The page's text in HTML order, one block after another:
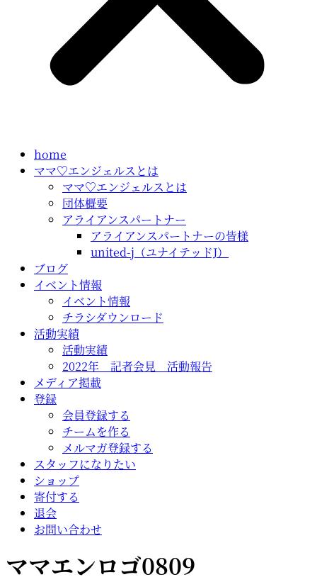
home
ママ♡エンジェルスとは
ママ♡エンジェルスとは
団体概要
アライアンスパートナー
アライアンスパートナーの皆様
united-j（ユナイテッドJ）
ブログ
イベント情報
イベント情報
チラシダウンロード
活動実績
活動実績
2022年 記者会見 活動報告
メディア掲載
登録
会員登録する
チームを作る
メルマガ登録する
スタッフになりたい
ショップ
寄付する
退会
お問い合わせ
ママエンロゴ0809